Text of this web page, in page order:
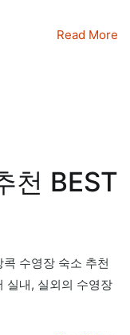
Read More
천 BEST
수영장 숙소 추천
실내, 실외의 수영장